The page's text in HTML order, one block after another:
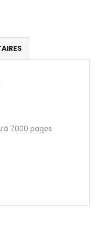
7000 pages